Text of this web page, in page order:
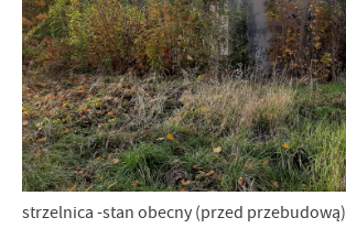
strzelnica -stan obecny (przed przebudową)